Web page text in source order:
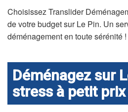
Choisissez Translider
de votre budget sur Le Pin. Un
déménagement en toute sérénité !
Déménagez sur
stress à petit prix